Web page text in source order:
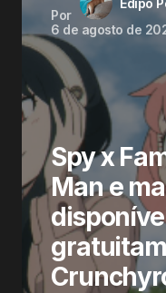
Por
Edipo
6 de agosto de
Spy x
Man e